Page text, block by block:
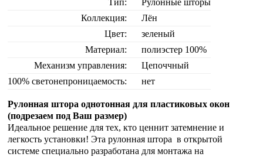
Тип:
Рулонные шторы
Коллекция:
Лён
Цвет:
зеленый
Материал:
полиэстер 100%
Механизм управления:
Цепоччный
100% светонепроницаемость:
нет
Рулонная штора однотонная для пластиковых окон
(подрезаем под Ваш размер)
Идеальное решение для тех, кто ценнит затемнение и
легкость установки! Эта рулонная штора в открытой
системе специально разработана для монтажа на